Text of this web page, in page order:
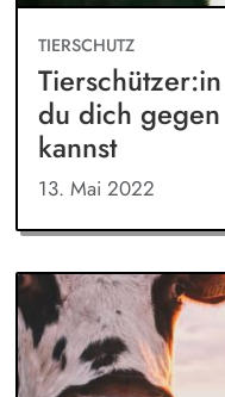
TIERSCHUTZ
du dich
kannst
13. Mai 2022